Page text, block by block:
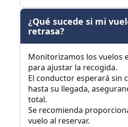
¿Qué sucede si mi
retrasa?
Monitorizamos los vuelos
para ajustar la recogida.
El conductor esperará sin
hasta su llegada,
total.
Se recomienda
vuelo al reservar.